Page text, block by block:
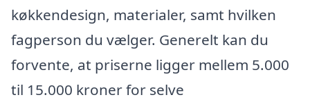
køkkendesign, materialer, samt hvilken
fagperson du vælger. Generelt kan du
forvente, at priserne ligger mellem 5.000
til 15.000 kroner for selve